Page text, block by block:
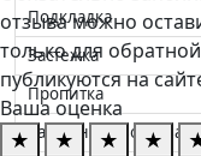
Подкладка
Застежка
Пропитка
Защитные свойства
отзыва можно
только для
публикуются на
Ваша оценка
★
★ ★ ★